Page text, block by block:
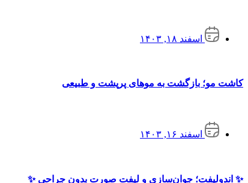
اسفند ۱۸, ۱۴۰۳
کاشت مو؛ بازگشت به موهای پرپشت و طبیعی
اسفند ۱۶, ۱۴۰۳
✨ اندولیفت؛ جوان‌سازی و لیفت صورت بدون جراحی ✨